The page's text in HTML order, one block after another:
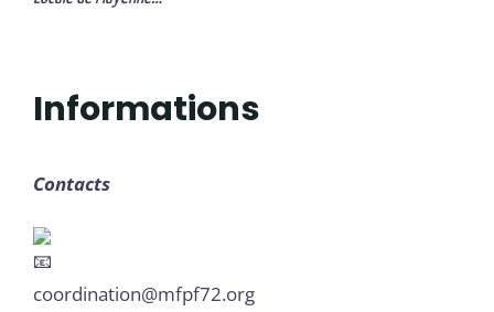
Informations
Contacts
coordination@mfpf72.org